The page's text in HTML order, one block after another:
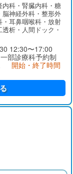
科・腎臓内科・糖
神経外科・整形外
耳鼻咽喉科・放射
析・人間ドック・
12:30〜17:00
部診療科予約制
開始・終了時間